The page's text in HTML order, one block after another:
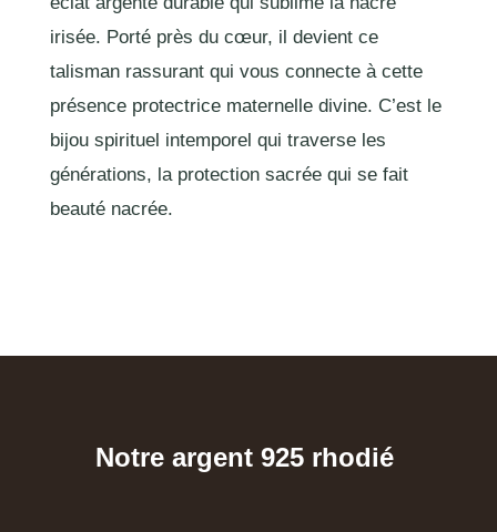
irisée. Porté près du cœur, il devient ce
talisman rassurant qui vous connecte à cette
présence protectrice maternelle divine. C’est le
bijou spirituel intemporel qui traverse les
générations, la protection sacrée qui se fait
beauté nacrée.
Notre argent 925 rhodié